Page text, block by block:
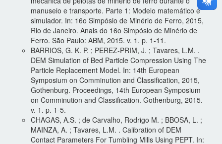
manuseio e transporte. Parte 1: Modelo matemático e
simulador. In: 16o Simpósio de Minério de Ferro, 2015,
Rio de Janeiro. Anais do 16o Simpósio de Minério de
Ferro. São Paulo: ABM, 2015. v. 1. p. 1-11.
BARRIOS, G. K. P. ; PEREZ-PRIM, J. ; Tavares, L.M. .
DEM Simulation of Bed Particle Compression Using The
Particle Replacement Model. In: 14th European
Symposium on Comminution and Classification, 2015,
Gothenburg. Proceedings, 14th European Symposium
on Comminution and Classification. Gothenburg, 2015.
v. 1. p. 1-5.
CHAGAS, A.S. ; de Carvalho, Rodrigo M. ; BBOSA, L. ;
MAINZA, A. ; Tavares, L.M. . Calibration of DEM
Contact Parameters For Tumbling Mills Using PEPT. In: